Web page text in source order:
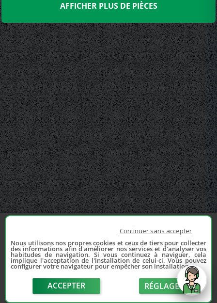
AFFICHER PLUS DE PIÈCES
Continuer sans accepter
Nous utilisons nos propres cookies et ceux de tiers pour collecter
des informations afin d'améliorer nos services et d'analyser vos
habitudes de navigation. Si vous continuez à naviguer, cela
implique l'acceptation de l'installation de celui-ci. Vous pouvez
configurer votre navigateur pour empêcher son installation.
ACCEPTER RÉGLAGE